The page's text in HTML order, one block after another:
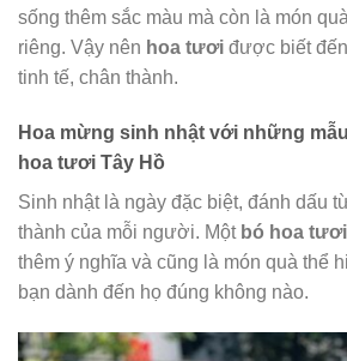
sống thêm sắc màu mà còn là món
riêng. Vậy nên hoa tươi được biết
tinh tế, chân thành.
Hoa mừng sinh nhật với những
hoa tươi Tây Hồ
Sinh nhật là ngày đặc biệt, đánh dấu
thành của mỗi người. Một bó hoa
thêm ý nghĩa và cũng là món quà thể
bạn dành đến họ đúng không nào.